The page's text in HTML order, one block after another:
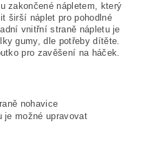
zakončené nápletem, který
širší náplet pro pohodlné
vnitřní straně nápletu je
gumy, dle potřeby dítěte.
pro zavěšení na háček.
nohavice
je možné upravovat